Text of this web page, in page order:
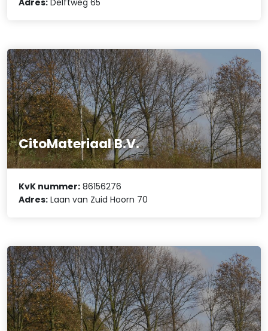
CitoMateriaal B.V.
KvK nummer: 86156276
Adres: Laan van Zuid Hoorn 70